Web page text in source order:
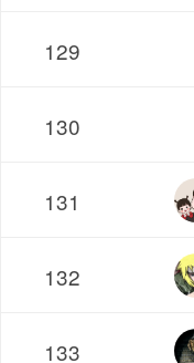
129
130
131
132
133